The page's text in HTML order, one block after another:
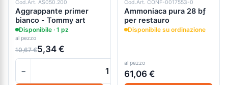
Cod.Art. AS050.200
Aggrappante primer
bianco - Tommy art
Disponibile · 1 pz
al pezzo
10,67 €5,34 €
−
Cod.Art. CONF-0017553-0
Ammoniaca pura 28 bƒ
per restauro
Disponibile su ordinazione
al pezzo
61,06 €